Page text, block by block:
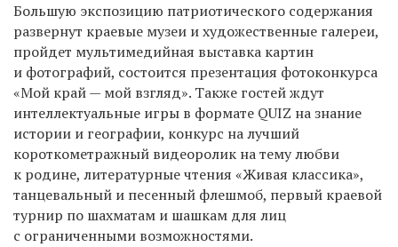
Большую экспозицию патриотического содержания
развернут краевые музеи и художественные галереи,
пройдет мультимедийная выставка картин
и фотографий, состоится презентация фотоконкурса
«Мой край — мой взгляд». Также гостей ждут
интеллектуальные игры в формате QUIZ на знание
истории и географии, конкурс на лучший
короткометражный видеоролик на тему любви
к родине, литературные чтения «Живая классика»,
танцевальный и песенный флешмоб, первый краевой
турнир по шахматам и шашкам для лиц
с ограниченными возможностями.